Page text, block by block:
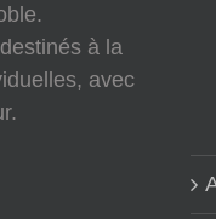
à la
avec